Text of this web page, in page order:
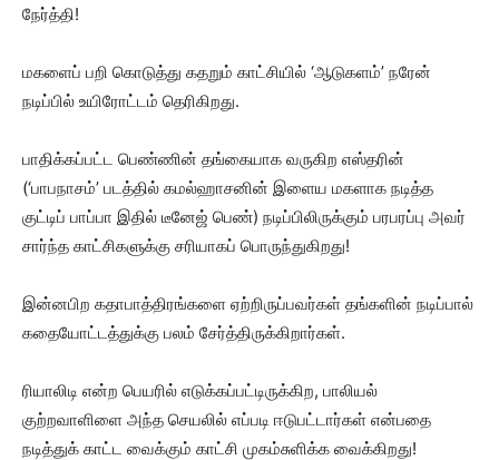
நேர்த்தி!
மகளைப் பறி கொடுத்து கதறும் காட்சியில் ‘ஆடுகளம்’ நரேன்
நடிப்பில் உயிரோட்டம் தெரிகிறது.
பாதிக்கப்பட்ட பெண்ணின் தங்கையாக வருகிற எஸ்தரின்
(‘பாபநாசம்’ படத்தில் கமல்ஹாசனின் இளைய மகளாக நடித்த
குட்டிப் பாப்பா இதில் டீனேஜ் பெண்) நடிப்பிலிருக்கும் பரபரப்பு அவர்
சார்ந்த காட்சிகளுக்கு சரியாகப் பொருந்துகிறது!
இன்னபிற கதாபாத்திரங்களை ஏற்றிருப்பவர்கள் தங்களின் நடிப்பால்
கதையோட்டத்துக்கு பலம் சேர்த்திருக்கிறார்கள்.
ரியாலிடி என்ற பெயரில் எடுக்கப்பட்டிருக்கிற, பாலியல்
குற்றவாளிளை அந்த செயலில் எப்படி ஈடுபட்டார்கள் என்பதை
நடித்துக் காட்ட வைக்கும் காட்சி முகம்சுளிக்க வைக்கிறது!